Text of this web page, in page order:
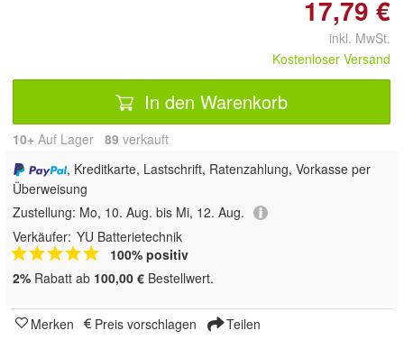
17,79 €
inkl. MwSt.
Kostenloser Versand
In den Warenkorb
10+ Auf Lager 89 verkauft
, Kreditkarte, Lastschrift, Ratenzahlung, Vorkasse per
Überweisung
Zustellung: Mo, 10. Aug. bis Mi, 12. Aug.
Verkäufer: YU Batterietechnik
100% positiv
2% Rabatt ab 100,00 € Bestellwert.
Merken Preis vorschlagen Teilen